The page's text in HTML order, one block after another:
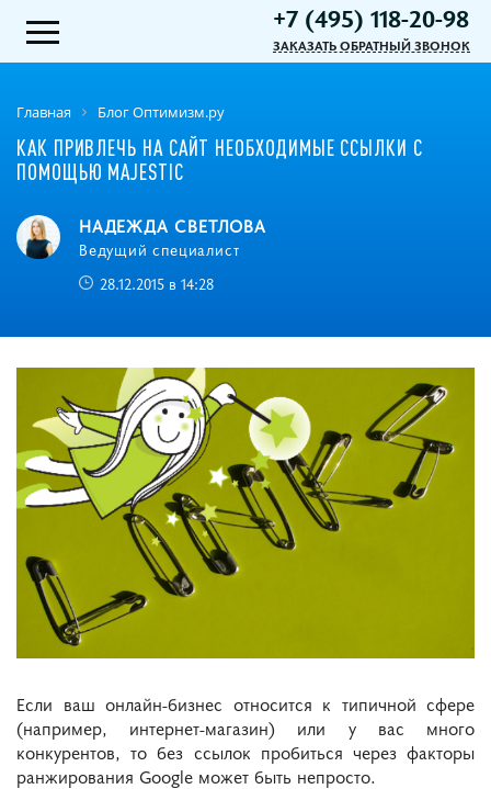
+7 (495) 118-20-98
ЗАКАЗАТЬ ОБРАТНЫЙ ЗВОНОК
Главная Блог Оптимизм.ру
КАК ПРИВЛЕЧЬ НА САЙТ НЕОБХОДИМЫЕ ССЫЛКИ С
ПОМОЩЬЮ MAJESTIC
НАДЕЖДА СВЕТЛОВА
Ведущий специалист
28.12.2015 в 14:28
Если ваш онлайн-бизнес относится к типичной сфере
(например, интернет-магазин) или у вас много
конкурентов,то без ссылок пробиться через факторы
ранжирования Google может быть непросто.